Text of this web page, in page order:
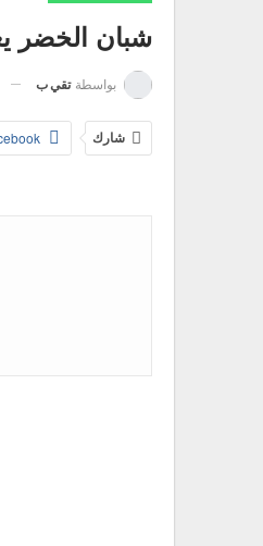
شبان الخضر
بواسطة تقي ب
شارك